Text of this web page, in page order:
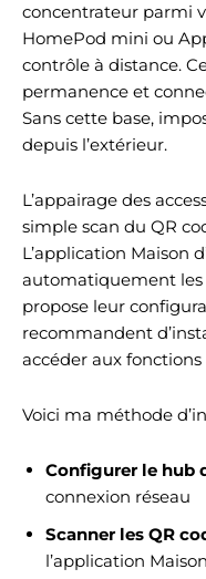
concentrateur parmi
HomePod mini ou
contrôle à distance.
permanence et
Sans cette base,
depuis l’extérieur.
L’appairage des
simple scan du QR
L’application Maison
automatiquement
propose leur
recommandent
accéder aux fonctions
Voici ma méthode
Configurer le hub
connexion réseau
Scanner les QR
l’application Maison